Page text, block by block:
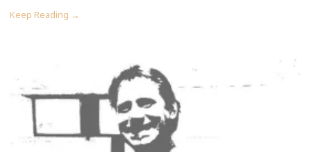
Keep Reading →